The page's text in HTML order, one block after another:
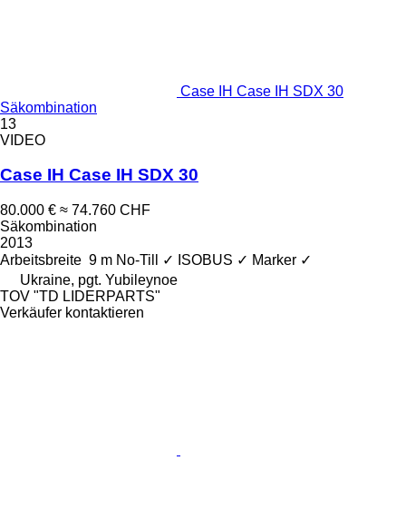
Case IH Case IH SDX 30
Säkombination
13
VIDEO
Case IH Case IH SDX 30
80.000 € ≈ 74.760 CHF
Säkombination
2013
Arbeitsbreite 9 m No-Till ✓ ISOBUS ✓ Marker ✓
Ukraine, pgt. Yubileynoe
TOV "TD LIDERPARTS"
Verkäufer kontaktieren